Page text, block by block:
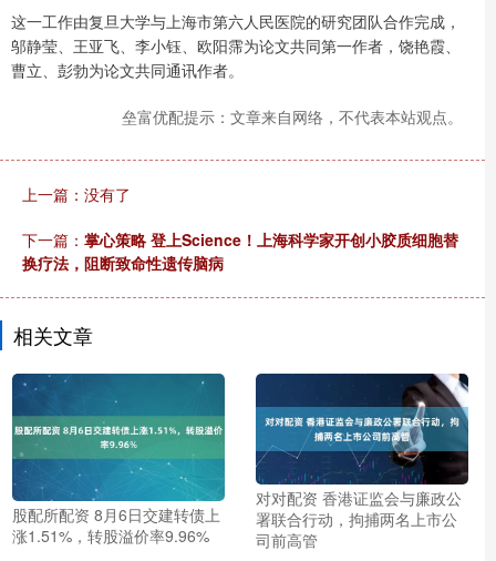
这一工作由复旦大学与上海市第六人民医院的研究团队合作完成，
邬静莹、王亚飞、李小钰、欧阳霈为论文共同第一作者，饶艳霞、
曹立、彭勃为论文共同通讯作者。
垒富优配提示：文章来自网络，不代表本站观点。
上一篇：没有了
下一篇： 掌心策略 登上Science！上海科学家开创小胶质细胞替
换疗法，阻断致命性遗传脑病
相关文章
股配所配资 8月6日交建转债上
涨1.51%，转股溢价率9.96%
对对配资 香港证监会与廉政公
署联合行动，拘捕两名上市公
司前高管